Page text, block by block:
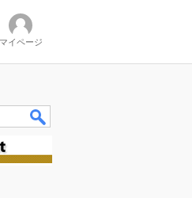
マイページ